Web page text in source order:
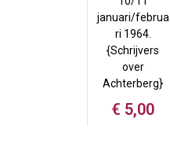
januari/februa
ri 1964.
{Schrijvers
over
Achterberg}
€ 5,00